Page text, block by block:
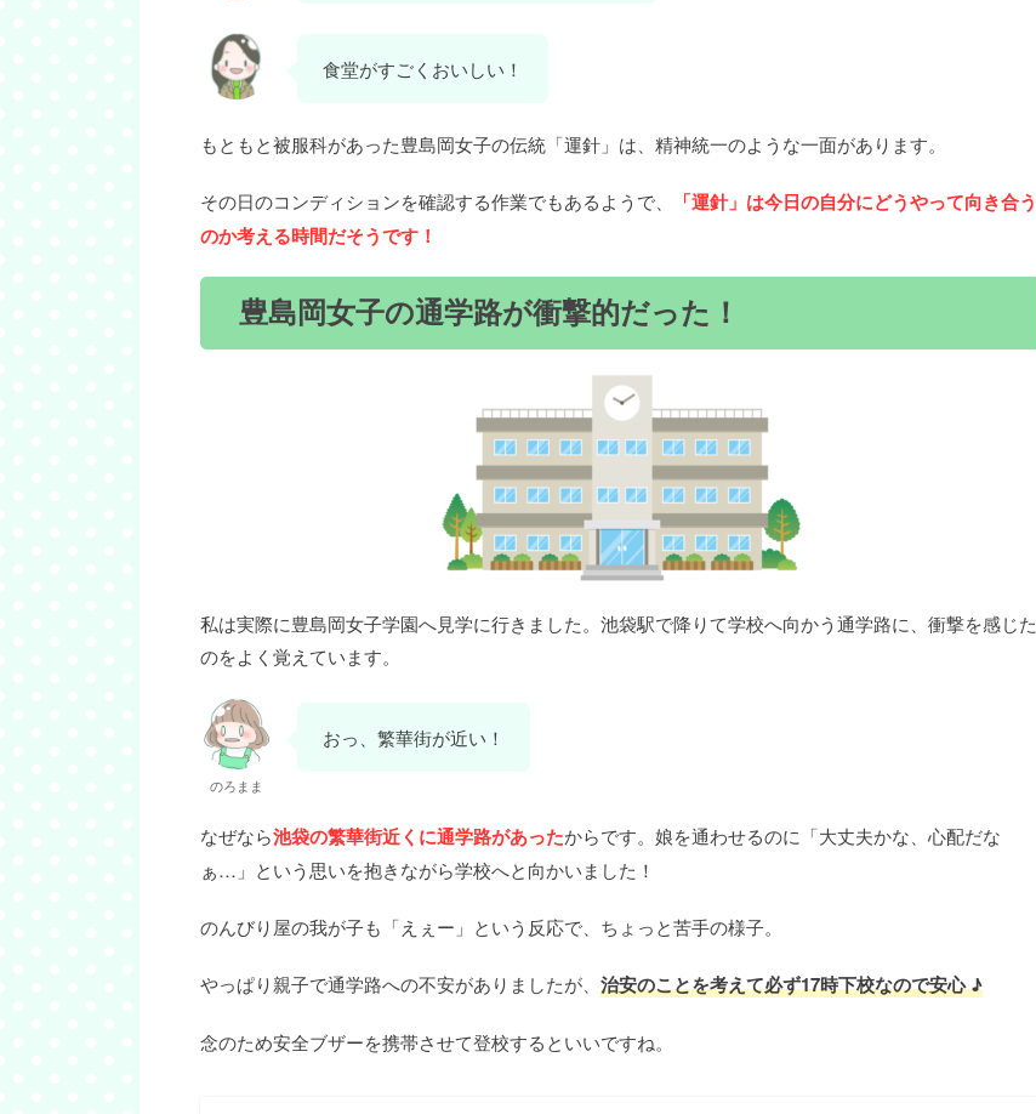
食堂がすごくおいしい！
もともと被服科があった豊島岡女子の伝統「運針」は、精神統一のような一面があります。
その日のコンディションを確認する作業でもあるようで、
「運針」は今日の自分にどうやって向き合う
のか考える時間だそうです！
豊島岡女子の通学路が衝撃的だった！
私は実際に豊島岡女子学園へ見学に行きました。池袋駅で降りて学校へ向かう通学路に、衝撃を感じた
のをよく覚えています。
のろまま
おっ、繁華街が近い！
なぜなら池袋の繁華街近くに通学路があったからです。娘を通わせるのに「大丈夫かな、心配だな
ぁ…」という思いを抱きながら学校へと向かいました！
のんびり屋の我が子も「えぇー」という反応で、ちょっと苦手の様子。
やっぱり親子で通学路への不安がありましたが、 治安のことを考えて必ず17時下校なので安心 ♪
念のため安全ブザーを携帯させて登校するといいですね。